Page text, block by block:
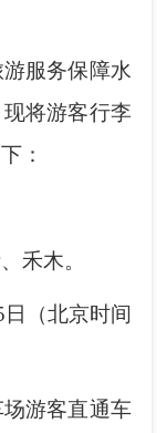
服务保障水
将游客行李
：
禾木。
（北京时间
游客直通车